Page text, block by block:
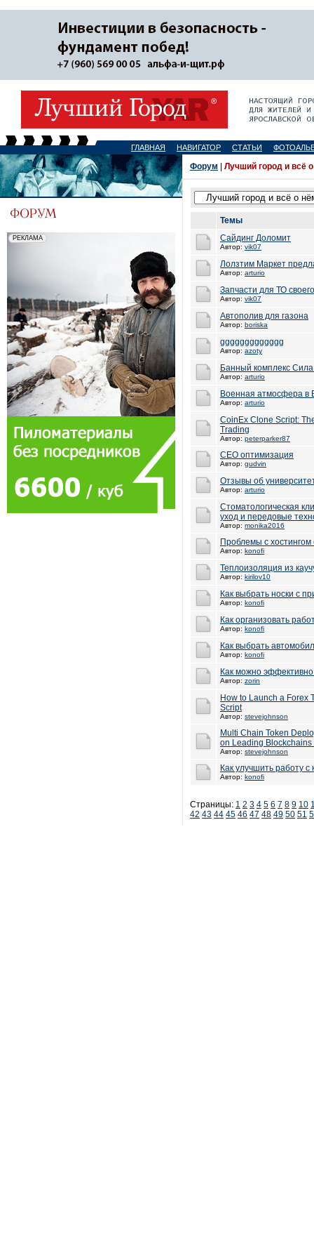
ГЛАВНАЯ НАВИГАТОР СТАТЬИ
Форум Лучший город и всё
Темы
Сайдинг Доломит
Автор: vik07
Лолзтим Маркет
Автор: arturio
Запчасти для ТО
Автор: vik07
Автополив для газона
Автор: boriska
ggggggggggggg
Автор: azoty
Банный комплекс
Автор: arturio
Военная атмосфера в
Автор: arturio
CoinEx Clone Script:
Trading
Автор: peterparker87
СЕО оптимизация
Автор: gudvin
Отзывы об
Автор: arturio
Стоматологическая
уход и передовые
Автор: monika2016
Проблемы с хостингом
Автор: konofi
Теплоизоляция из
Автор: kirilov10
Как выбрать носки с
Автор: konofi
Как организовать
Автор: konofi
Как выбрать
Автор: konofi
Как можно
Автор: zorin
How to Launch a Forex
Script
Автор: stevejohnson
Multi Chain Token
on Leading Blockchains
Автор: stevejohnson
Как улучшить работу с
Автор: konofi
Страницы: 1 2 3 4 5 6 7 8 9 10
42 43 44 45 46 47 48 49 50 51